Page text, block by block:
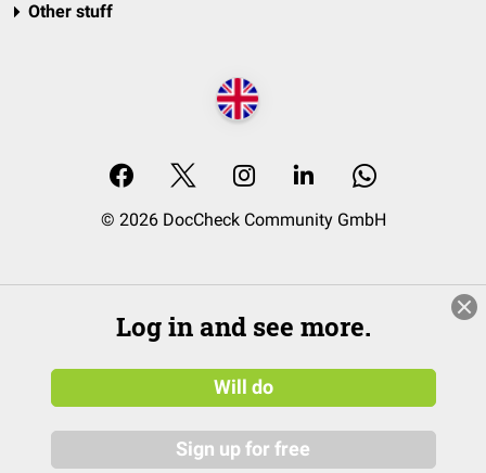
Other stuff
© 2026 DocCheck Community GmbH
Log in and see more.
Will do
Sign up for free